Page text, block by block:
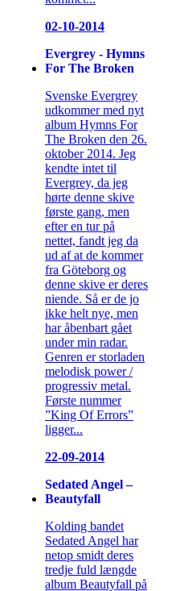
02-10-2014
Evergrey - Hymns
For The Broken
Svenske Evergrey
udkommer med nyt
album Hymns For
The Broken den 26.
oktober 2014. Jeg
kendte intet til
Evergrey, da jeg
hørte denne skive
første gang, men
efter en tur på
nettet, fandt jeg da
ud af at de kommer
fra Göteborg og
denne skive er deres
niende. Så er de jo
ikke helt nye, men
har åbenbart gået
under min radar.
Genren er storladen
melodisk power /
progressiv metal.
Første nummer
”King Of Errors”
ligger...
22-09-2014
Sedated Angel –
Beautyfall
Kolding bandet
Sedated Angel har
netop smidt deres
tredje fuld længde
album Beautyfall på